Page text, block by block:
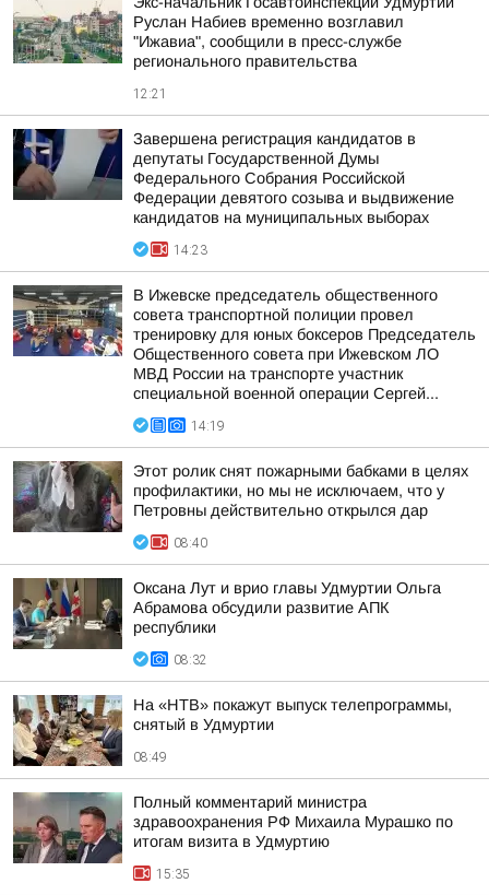
Руслан Набиев временно возглавил
"Ижавиа", сообщили в пресс-службе
регионального правительства
12:21
Завершена регистрация кандидатов в
депутаты Государственной Думы
Федерального Собрания Российской
Федерации девятого созыва и выдвижение
кандидатов на муниципальных выборах
14:23
В Ижевске председатель общественного
совета транспортной полиции провел
тренировку для юных боксеров Председатель
Общественного совета при Ижевском ЛО
МВД России на транспорте участник
специальной военной операции Сергей...
14:19
Этот ролик снят пожарными бабками в целях
профилактики, но мы не исключаем, что у
Петровны действительно открылся дар
08:40
Оксана Лут и врио главы Удмуртии Ольга
Абрамова обсудили развитие АПК
республики
08:32
На «НТВ» покажут выпуск телепрограммы,
снятый в Удмуртии
08:49
Полный комментарий министра
здравоохранения РФ Михаила Мурашко по
итогам визита в Удмуртию
15:35